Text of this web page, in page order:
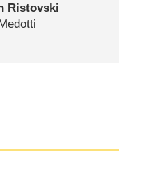
Ristovski